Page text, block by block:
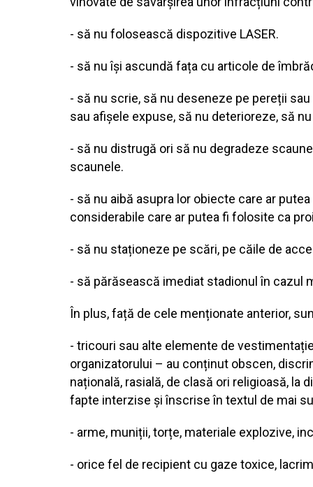
- să nu folosească dispozitive LASER.
- să nu își ascundă fața cu articole de
- să nu scrie, să nu deseneze pe pereții
sau afișele expuse, să nu deterioreze, să
- să nu distrugă ori să nu degradeze
scaunele.
- să nu aibă asupra lor obiecte care ar
considerabile care ar putea fi folosite ca
- să nu staționeze pe scări, pe căile de
- să părăsească imediat stadionul în cazul
În plus, față de cele menționate anterior,
- tricouri sau alte elemente de
organizatorului – au conținut obscen,
națională, rasială, de clasă ori religioasă,
fapte interzise și înscrise în textul de mai
- arme, muniții, torțe, materiale explozive,
- orice fel de recipient cu gaze toxice,